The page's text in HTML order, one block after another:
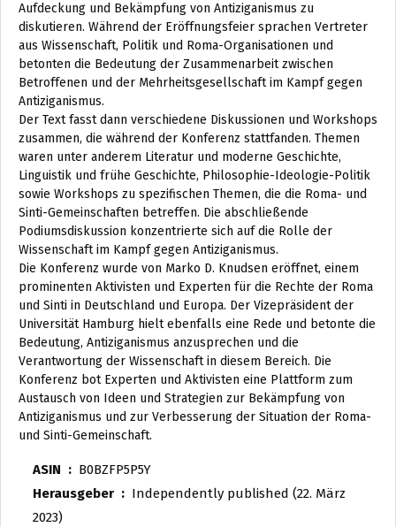
Aufdeckung und Bekämpfung von Antiziganismus zu
diskutieren. Während der Eröffnungsfeier sprachen Vertreter
aus Wissenschaft, Politik und Roma-Organisationen und
betonten die Bedeutung der Zusammenarbeit zwischen
Betroffenen und der Mehrheitsgesellschaft im Kampf gegen
Antiziganismus.
Der Text fasst dann verschiedene Diskussionen und Workshops
zusammen, die während der Konferenz stattfanden. Themen
waren unter anderem Literatur und moderne Geschichte,
Linguistik und frühe Geschichte, Philosophie-Ideologie-Politik
sowie Workshops zu spezifischen Themen, die die Roma- und
Sinti-Gemeinschaften betreffen. Die abschließende
Podiumsdiskussion konzentrierte sich auf die Rolle der
Wissenschaft im Kampf gegen Antiziganismus.
Die Konferenz wurde von Marko D. Knudsen eröffnet, einem
prominenten Aktivisten und Experten für die Rechte der Roma
und Sinti in Deutschland und Europa. Der Vizepräsident der
Universität Hamburg hielt ebenfalls eine Rede und betonte die
Bedeutung, Antiziganismus anzusprechen und die
Verantwortung der Wissenschaft in diesem Bereich. Die
Konferenz bot Experten und Aktivisten eine Plattform zum
Austausch von Ideen und Strategien zur Bekämpfung von
Antiziganismus und zur Verbesserung der Situation der Roma-
und Sinti-Gemeinschaft.
ASIN ‏ : ‎ B0BZFP5P5Y
Herausgeber ‏ : ‎ Independently published (22. März
2023)